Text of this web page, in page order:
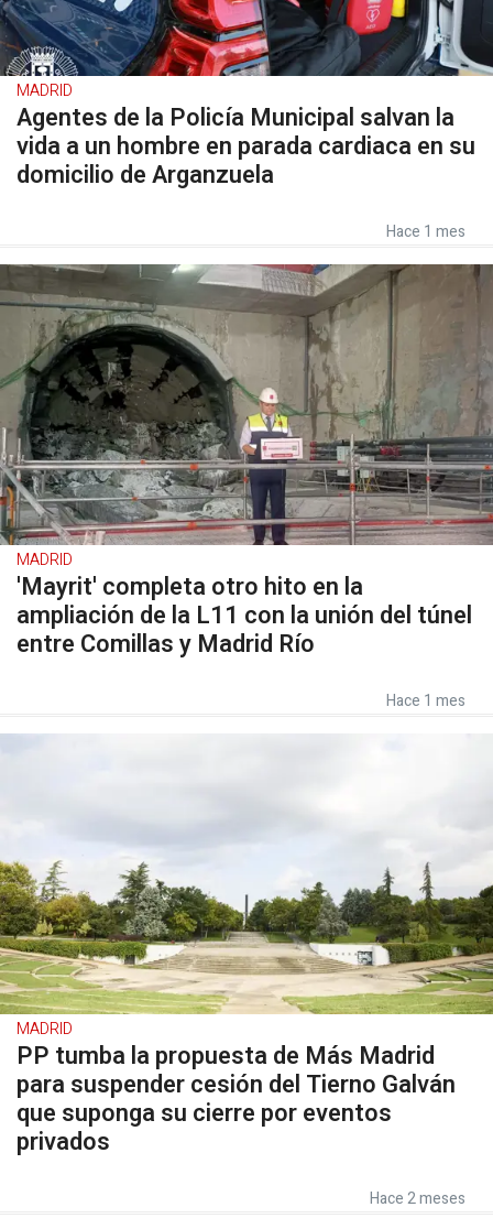
MADRID
Agentes de la Policía Municipal salvan la
vida a un hombre en parada cardiaca en su
domicilio de Arganzuela
Hace 1 mes
MADRID
'Mayrit' completa otro hito en la
ampliación de la L11 con la unión del túnel
entre Comillas y Madrid Río
Hace 1 mes
MADRID
PP tumba la propuesta de Más Madrid
para suspender cesión del Tierno Galván
que suponga su cierre por eventos
privados
Hace 2 meses